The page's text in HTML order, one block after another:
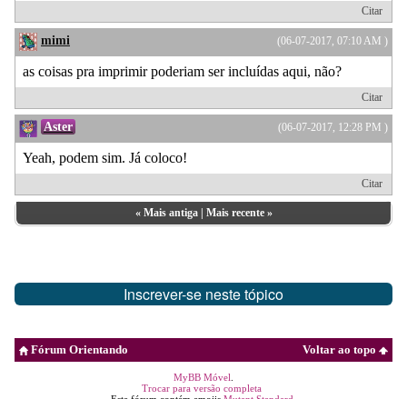
Citar
(06-07-2017, 07:10 AM )
mimi
as coisas pra imprimir poderiam ser incluídas aqui, não?
Citar
(06-07-2017, 12:28 PM )
Aster
Yeah, podem sim. Já coloco!
Citar
« Mais antiga| Mais recente»
Inscrever-se neste tópico
Voltar ao topo
Fórum Orientando
MyBB Móvel
Trocar para versão completa